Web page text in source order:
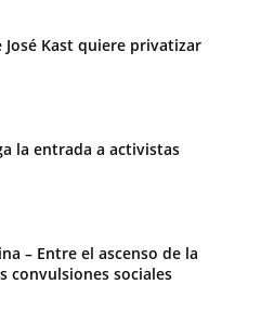
José Kast quiere privatizar
la entrada a activistas
– Entre el ascenso de la
convulsiones sociales